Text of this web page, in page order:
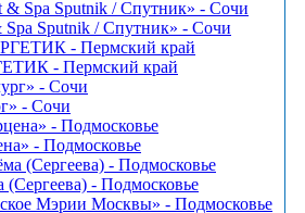
Spa Sputnik / Спутник» - Сочи
- Пермский край
- Сочи
- Подмосковье
- Подмосковье